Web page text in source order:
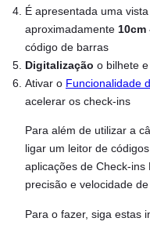
É apresentada uma
aproximadamente 10cm
código de barras
Digitalização o bilhete e
Ativar o Funcionalidade
acelerar os check-ins
Para além de utilizar a
ligar um leitor de
aplicações de Check-
precisão e velocidade de
Para o fazer, siga estas